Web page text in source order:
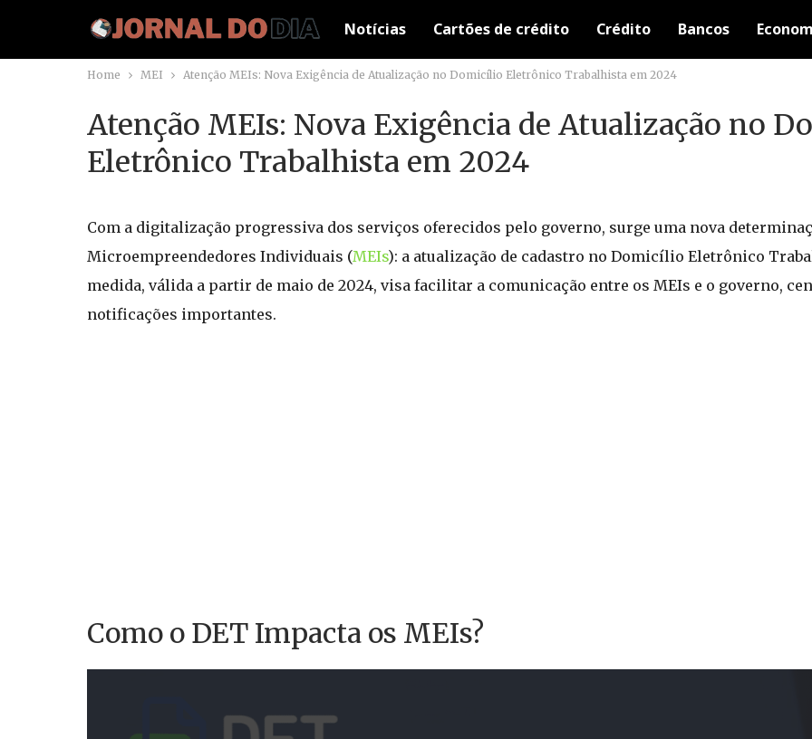
Notícias Cartões de crédito Crédito Bancos
Home MEI Atenção MEIs: Nova Exigência de Atualização no Domicílio Eletrônico Trabalhista em 2024
Atenção MEIs: Nova Exigência de Atualização no
Eletrônico Trabalhista em 2024
Com a digitalização progressiva dos serviços oferecidos pelo governo, surge uma nova
Microempreendedores Individuais (MEIs): a atualização de cadastro no Domicílio Eletrônico
medida, válida a partir de maio de 2024, visa facilitar a comunicação entre os MEIs e o governo,
notificações importantes.
Como o DET Impacta os MEIs?